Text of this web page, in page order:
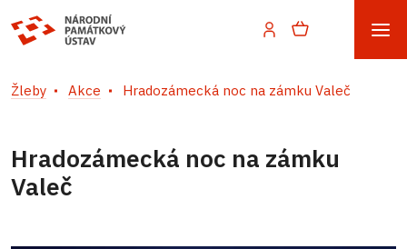
Žleby Akce Hradozámecká noc na zámku Valeč
Hradozámecká noc na zámku
Valeč